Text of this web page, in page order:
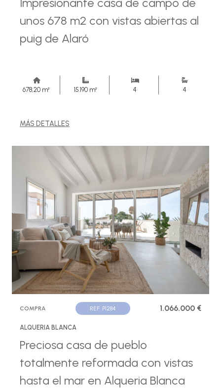
unos 678 m2 con vistas abiertas al
puig de Alaró
678,20 m² 15.190 m² 4 4
MÁS DETALLES
COMPRA REF. P1284 1.066.000 €
ALQUERIA BLANCA
Preciosa casa de pueblo
totalmente reformada con vistas
hasta el mar en Alqueria Blanca